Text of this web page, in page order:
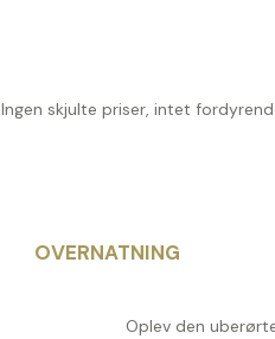
Ingen skjulte priser, intet
OVERNATNING
Oplev den